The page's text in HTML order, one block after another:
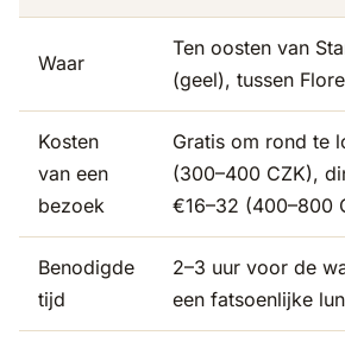
Waar
Ten oosten van
(geel), tussen
Kosten
van een
bezoek
Gratis om rond te
(300–400 CZK),
€16–32 (400–800
Benodigde
tijd
2–3 uur voor de
een fatsoenlijke